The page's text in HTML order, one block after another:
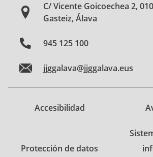
C/ Vicente Goicoechea 2,
Gasteiz, Álava
945 125 100
jjggalava@jjggalava.eus
Accesibilidad
Protección de datos